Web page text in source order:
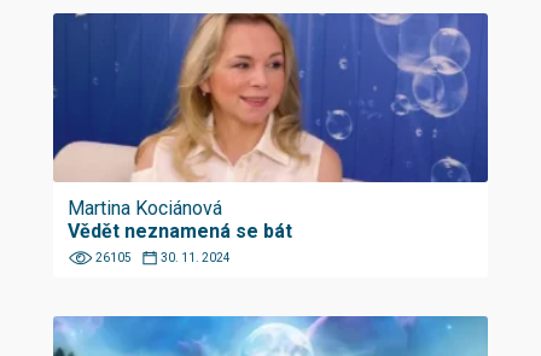
Martina Kociánová
Vědět neznamená se bát
26105 30. 11. 2024